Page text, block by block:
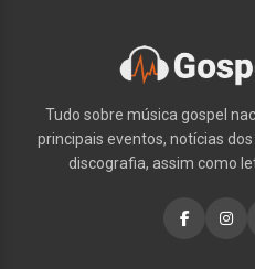
Tudo sobre música gospel
principais eventos, notícias
discografia, assim como